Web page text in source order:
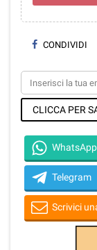
CONDIVIDI
CLICCA PER
WhatsApp
Telegram
Scrivici